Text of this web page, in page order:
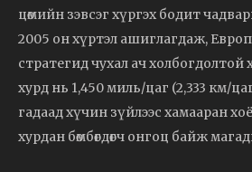
цөмийн зэвсэг хүргэх бодит
2005 он хүртэл ашиглагдаж,
стратегид чухал ач холбогдолтой
хурд нь 1,450 миль/цаг (2,333 км/цаг)
гадаад хүчин зүйлээс хамааран
хурдан бөмбөгдөгч онгоц байж